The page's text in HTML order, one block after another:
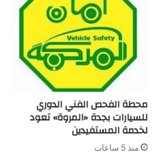
محطة الفحص الفني الدوري
للسيارات بجدة «المروة» تعود
لخدمة المستفيدين
منذ 5 ساعات